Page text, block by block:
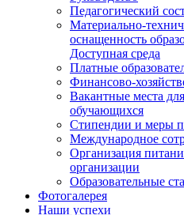
Педагогический
Материально-
оснащенность
Доступная среда
Платные
Финансово-
Вакантные места
обучающихся
Стипендии и меры
Международное
Организация
организации
Образовательные
Фотогалерея
Наши успехи